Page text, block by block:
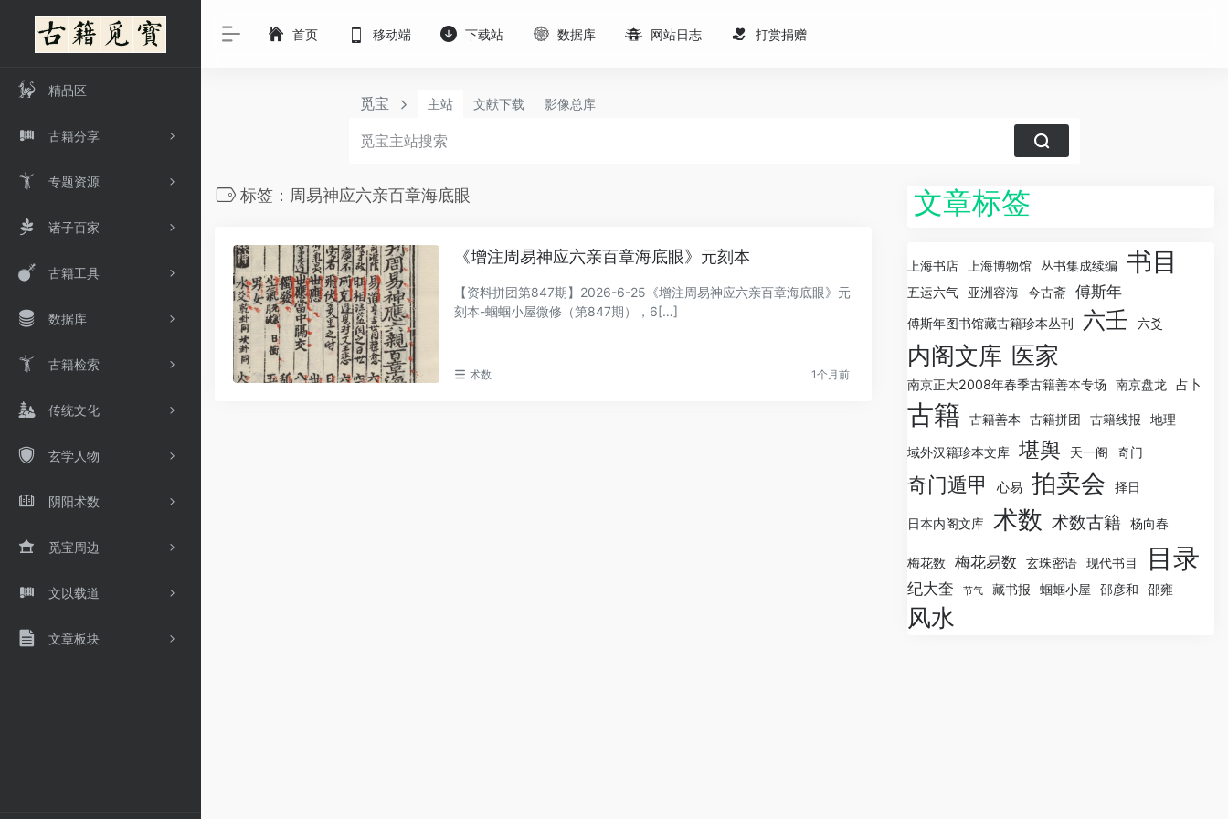
精品区
古籍分享
专题资源
诸子百家
古籍工具
数据库
古籍检索
传统文化
玄学人物
阴阳术数
觅宝周边
文以载道
文章板块
首页 移动端 下载站 数据库 网站日志 打赏捐赠
觅宝 主站 文献下载 影像总库
标签：周易神应六亲百章海底眼
《增注周易神应六亲百章海底眼》元刻本
【资料拼团第847期】2026-6-25《增注周易神应六亲百章海底眼》元
刻本-蝈蝈小屋微修（第847期），6[…]
术数 1个月前
文章标签
上海书店 上海博物馆 丛书集成续编 书目
五运六气 亚洲容海 今古斋 傅斯年
傅斯年图书馆藏古籍珍本丛刊 六壬 六爻
内阁文库 医家
南京正大2008年春季古籍善本专场 南京盘龙 占卜
古籍 古籍善本 古籍拼团 古籍线报 地理
域外汉籍珍本文库 堪舆 天一阁 奇门
奇门遁甲 心易 拍卖会 择日
日本内阁文库 术数 术数古籍 杨向春
梅花数 梅花易数 玄珠密语 现代书目 目录
纪大奎 节气 藏书报 蝈蝈小屋 邵彦和 邵雍
风水